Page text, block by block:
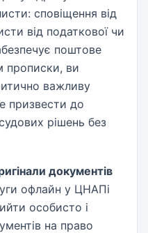
сповіщення від
від податкової чи
поштове
прописки, ви
важливу
призвести до
рішень без
документів
офлайн у ЦНАПі
особисто і
на право